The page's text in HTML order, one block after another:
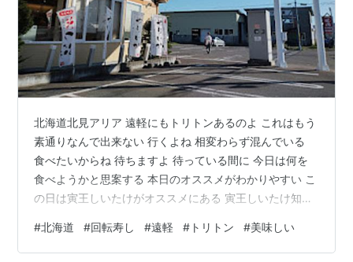
北海道北見アリア 遠軽にもトリトンあるのよ これはもう
素通りなんで出来ない 行くよね 相変わらず混んでいる
食べたいからね 待ちますよ 待っている間に 今日は何を
食べようかと思案する 本日のオススメがわかりやすい こ
の日は寅王しいたけがオススメにある 寅王しいたけ知ら
っごく美味しい お寿司に合うんだ そういや ちらし寿司
にもしいたけ入ってるか この日はサイドメニューもいろ
#北海道 #回転寿し #遠軽 # トリトン #美味しい